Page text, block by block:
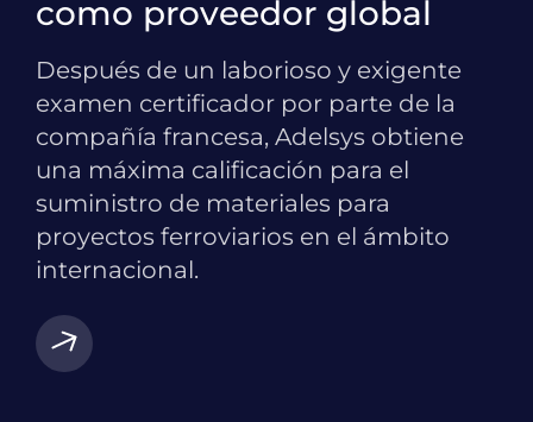
como proveedor global
Después de un laborioso y exigente
examen certificador por parte de la
compañía francesa, Adelsys obtiene
una máxima calificación para el
suministro de materiales para
proyectos ferroviarios en el ámbito
internacional.